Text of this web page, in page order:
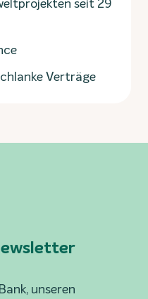
seit 29
Verträge
unseren